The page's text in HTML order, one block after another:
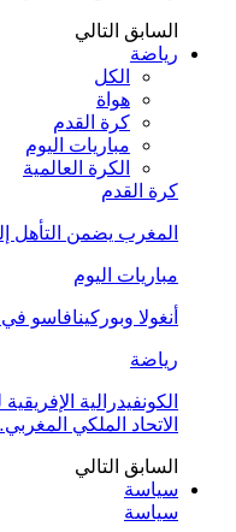
السابق التالي
رياضة
الكل
هواة
كرة القدم
مباريات اليوم
الكرة العالمية
كرة القدم
المغرب يضمن التأهل إلى
مباريات اليوم
أنغولا وبوركينافاسو
رياضة
الكونفيدرالية
الاتحاد الملكي
السابق التالي
سياسة
سياسة